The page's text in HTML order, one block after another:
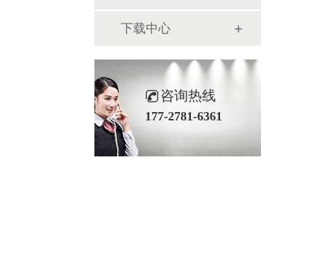
下载中心
咨询热线
177-2781-6361